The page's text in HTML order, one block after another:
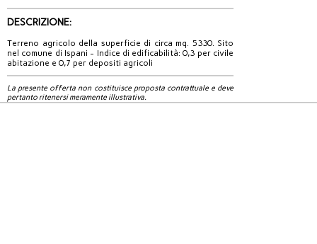
DESCRIZIONE:
Terreno agricolo della superficie di circa mq. 5330. Sito
nel comune di Ispani - Indice di edificabilità: 0,3 per civile
abitazione e 0,7 per depositi agricoli
La presente offerta non costituisce proposta contrattuale e deve
pertanto ritenersi meramente illustrativa.